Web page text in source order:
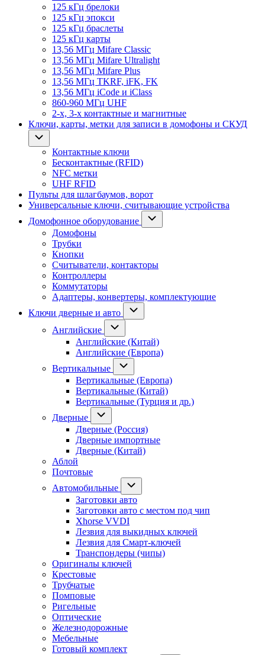
125 кГц брелоки
125 кГц эпокси
125 кГц браслеты
125 кГц карты
13,56 МГц Mifare Classic
13,56 МГц Mifare Ultralight
13,56 МГц Mifare Plus
13,56 МГц TKRF, iFK, FK
13,56 МГц iCode и iClass
860-960 МГц UHF
2-х, 3-х контактные и магнитные
Ключи, карты, метки для записи в домофоны и СКУД
Контактные ключи
Бесконтактные (RFID)
NFC метки
UHF RFID
Пульты для шлагбаумов, ворот
Универсальные ключи, считывающие устройства
Домофонное оборудование
Домофоны
Трубки
Кнопки
Считыватели, контакторы
Контроллеры
Коммутаторы
Адаптеры, конвертеры, комплектующие
Ключи дверные и авто
Английские
Английские (Китай)
Английские (Европа)
Вертикальные
Вертикальные (Европа)
Вертикальные (Китай)
Вертикальные (Турция и др.)
Дверные
Дверные (Россия)
Дверные импортные
Дверные (Китай)
Аблой
Почтовые
Автомобильные
Заготовки авто
Заготовки авто с местом под чип
Xhorse VVDI
Лезвия для выкидных ключей
Лезвия для Смарт-ключей
Транспондеры (чипы)
Оригиналы ключей
Крестовые
Трубчатые
Помповые
Ригельные
Оптические
Железнодорожные
Мебельные
Готовый комплект